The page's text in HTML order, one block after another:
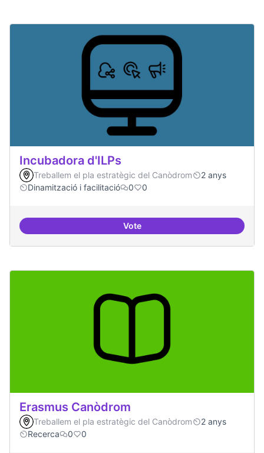
Incubadora d'ILPs
Treballem el pla estratègic del Canòdrom
2 anys
Dinamització i facilitació
0 0
VoteIncubadora d'ILPs
Erasmus Canòdrom
Treballem el pla estratègic del Canòdrom
2 anys
Recerca
0 0